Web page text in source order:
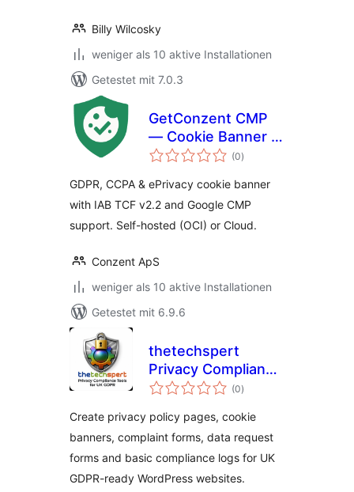
Billy Wilcosky
weniger als 10 aktive Installationen
Getestet mit 7.0.3
GetConzent CMP
— Cookie Banner &
Consent
(0Bewertungen
insgesamt
)
GDPR, CCPA & ePrivacy cookie banner
with IAB TCF v2.2 and Google CMP
support. Self-hosted (OCI) or Cloud.
Conzent ApS
weniger als 10 aktive Installationen
Getestet mit 6.9.6
thetechspert
Privacy Compliance
Tools for UK GDPR
(0Bewertungen
insgesamt
)
Create privacy policy pages, cookie
banners, complaint forms, data request
forms and basic compliance logs for UK
GDPR-ready WordPress websites.